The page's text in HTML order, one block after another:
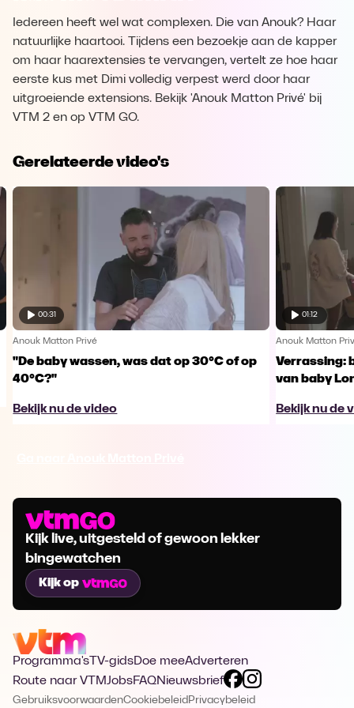
Iedereen heeft wel wat complexen. Die van Anouk? Haar
natuurlijke haartooi. Tijdens een bezoekje aan de kapper
om haar haarextensies te vervangen, vertelt ze hoe haar
eerste kus met Dimi volledig verpest werd door haar
uitgroeiende extensions. Bekijk 'Anouk Matton Privé' bij
VTM 2 en op VTM GO.
Gerelateerde video's
00:31
Anouk Matton Privé
"De baby wassen, was dat op 30°C of op
40°C?"
Bekijk nu de video
01:12
Anouk Matton
Verrassing:
van baby
Bekijk nu de
Kijk live, uitgesteld of gewoon lekker
bingewatchen
Kijk op
Programma's TV-gidsDoe meeAdverteren
Route naar VTMJobsFAQNieuwsbrief
GebruiksvoorwaardenCookiebeleid Privacybeleid